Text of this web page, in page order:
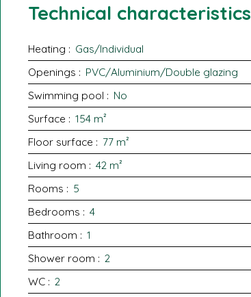
Technical characteristics
Heating : Gas/Individual
Openings : PVC/Aluminium/Double glazing
Swimming pool : No
Surface : 154 m²
Floor surface : 77 m²
Living room : 42 m²
Rooms : 5
Bedrooms : 4
Bathroom : 1
Shower room : 2
WC : 2